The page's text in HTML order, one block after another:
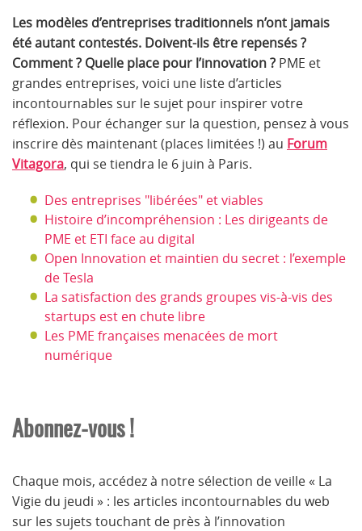
Les modèles d’entreprises traditionnels n’ont jamais
été autant contestés. Doivent-ils être repensés ?
Comment ? Quelle place pour l’innovation ? PME et
grandes entreprises, voici une liste d’articles
incontournables sur le sujet pour inspirer votre
réflexion. Pour échanger sur la question, pensez à vous
inscrire dès maintenant (places limitées !) au Forum
Vitagora, qui se tiendra le 6 juin à Paris.
Des entreprises "libérées" et viables
Histoire d’incompréhension : Les dirigeants de
PME et ETI face au digital
Open Innovation et maintien du secret : l’exemple
de Tesla
La satisfaction des grands groupes vis-à-vis des
startups est en chute libre
Les PME françaises menacées de mort
numérique
Abonnez-vous !
Chaque mois, accédez à notre sélection de veille « La
Vigie du jeudi » : les articles incontournables du web
sur les sujets touchant de près à l’innovation